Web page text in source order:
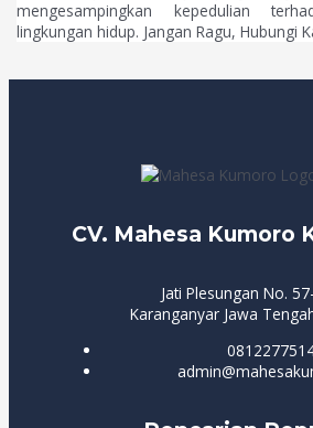
mengesampingkan kepedulian
lingkungan hidup. Jangan Ragu, Hubungi
CV. Mahesa Kumoro
Jati Plesungan No.
Karanganyar Jawa